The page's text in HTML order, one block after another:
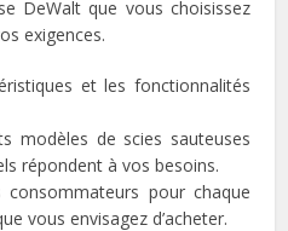
DeWalt que vous choisissez
exigences.
et les fonctionnalités
modèles de scies sauteuses
répondent à vos besoins.
consommateurs pour chaque
vous envisagez d’acheter.